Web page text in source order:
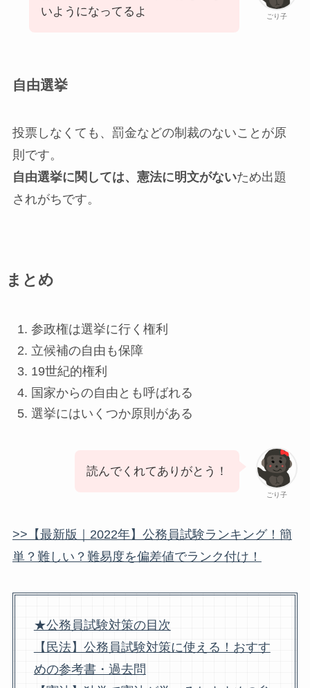
ごり子
いようになってるよ
自由選挙
投票しなくても、罰金などの制裁のないことが原
則です。
自由選挙に関しては、憲法に明文がないため出題
されがちです。
まとめ
参政権は選挙に行く権利
立候補の自由も保障
19世紀的権利
国家からの自由とも呼ばれる
選挙にはいくつか原則がある
ごり子
読んでくれてありがとう！
>>【最新版｜2022年】公務員試験ランキング！簡
単？難しい？難易度を偏差値でランク付け！
★公務員試験対策の目次
【民法】公務員試験対策に使える！おすす
めの参考書・過去問